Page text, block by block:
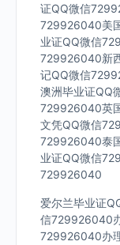
证QQ微信
729926040美
业证QQ微信
729926040新
记QQ微信
澳洲毕业证QQ
729926040英
文凭QQ微信
729926040泰
业证QQ微信
729926040
爱尔兰毕业证
信729926040
729926040办